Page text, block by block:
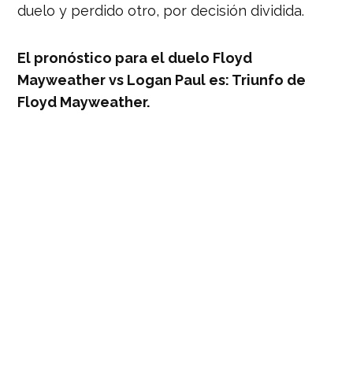
duelo y perdido otro, por decisión dividida.
El pronóstico para el duelo Floyd
Mayweather vs Logan Paul es: Triunfo de
Floyd Mayweather.